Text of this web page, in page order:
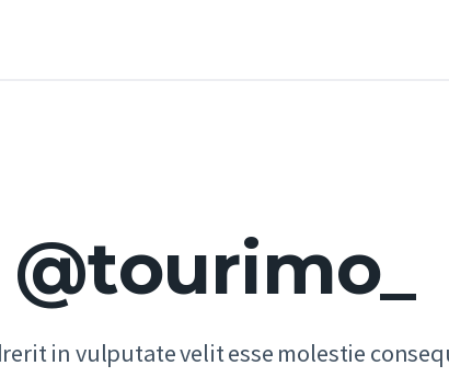
in vulputate velit esse molestie